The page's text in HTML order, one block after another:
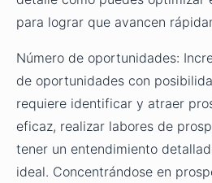
para lograr que avancen
Número de oportunidades:
de oportunidades con
requiere identificar y atraer
eficaz, realizar labores de
tener un entendimiento
ideal. Concentrándose en